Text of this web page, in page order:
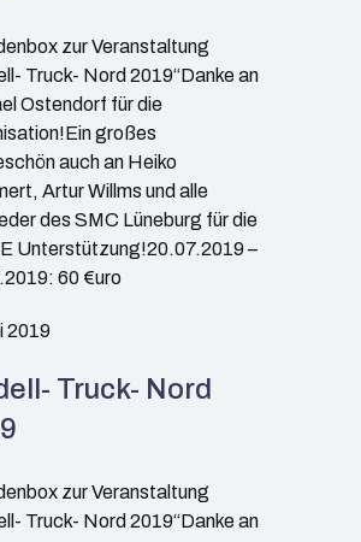
zur Veranstaltung
Truck- Nord 2019“Danke an
Ostendorf für die
großes
auch an Heiko
Artur Willms und alle
des SMC Lüneburg für die
Unterstützung!20.07.2019 –
60 €uro
2019
Truck- Nord
zur Veranstaltung
Truck- Nord 2019“Danke an